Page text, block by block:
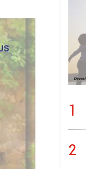
1
2